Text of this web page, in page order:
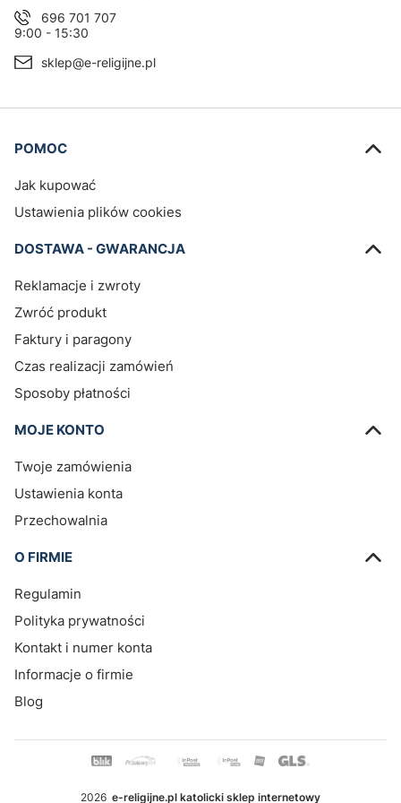
696 701 707
9:00 - 15:30
sklep@e-religijne.pl
Linki w stopce
POMOC
Jak kupować
Ustawienia plików cookies
DOSTAWA - GWARANCJA
Reklamacje i zwroty
Zwróć produkt
Faktury i paragony
Czas realizacji zamówień
Sposoby płatności
MOJE KONTO
Twoje zamówienia
Ustawienia konta
Przechowalnia
O FIRMIE
Regulamin
Polityka prywatności
Kontakt i numer konta
Informacje o firmie
Blog
2026 e-religijne.pl katolicki sklep internetowy